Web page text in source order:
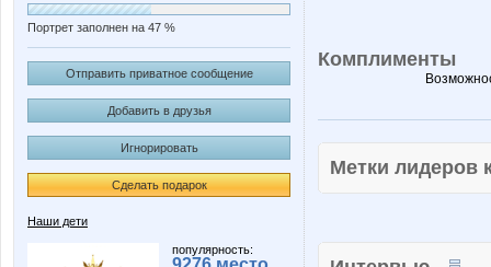
Портрет заполнен на 47 %
Отправить приватное сообщение
Добавить в друзья
Игнорировать
Сделать подарок
Наши дети
популярность:
Комплименты
Метки